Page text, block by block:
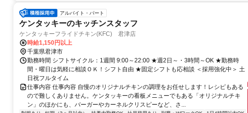
アルバイト・パート
ケンタッキーのキッチンスタッフ
ケンタッキーフライドチキン(KFC) 君津店
時給1,150円以上
千葉県君津市
勤務時間 シフトサイクル：1週間 9:00～22:00 ★週2日～・3時間～OK ★勤務時
間・曜日は気軽に相談ＯＫ！シフト自由 ★固定シフトも応相談 ＜採用強化中＞ 土
日祝フルタイム
仕事内容 仕事内容 自慢のオリジナルチキンの調理をお任せします！レシピもある
ので難しくありません。ケンタッキーの看板メニューでもある「オリジナルチキ
ン」のほかにも、バーガーやカーネルクリスピーなど、さ...